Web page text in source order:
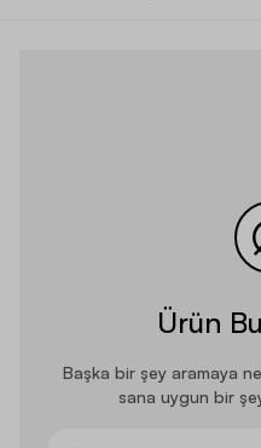
Ürün
Başka bir şey aramaya
sana uygun bir